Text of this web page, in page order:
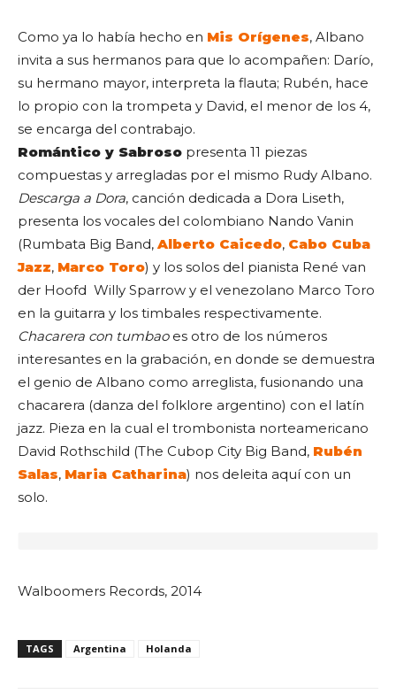
Como ya lo había hecho en Mis Orígenes, Albano
invita a sus hermanos para que lo acompañen: Darío,
su hermano mayor, interpreta la flauta; Rubén, hace
lo propio con la trompeta y David, el menor de los 4,
se encarga del contrabajo.
Romántico y Sabroso presenta 11 piezas
compuestas y arregladas por el mismo Rudy Albano.
Descarga a Dora, canción dedicada a Dora Liseth,
presenta los vocales del colombiano Nando Vanin
(Rumbata Big Band, Alberto Caicedo, Cabo Cuba
Jazz, Marco Toro) y los solos del pianista René van
der Hoofd Willy Sparrow y el venezolano Marco Toro
en la guitarra y los timbales respectivamente.
Chacarera con tumbaoes otro de los números
interesantes en la grabación, en donde se demuestra
el genio de Albano como arreglista, fusionando una
chacarera (danza del folklore argentino) con el latín
jazz. Pieza en la cual el trombonista norteamericano
David Rothschild (The Cubop City Big Band, Rubén
Salas, Maria Catharina) nos deleita aquí con un
solo.
Walboomers Records, 2014
TAGS Argentina Holanda